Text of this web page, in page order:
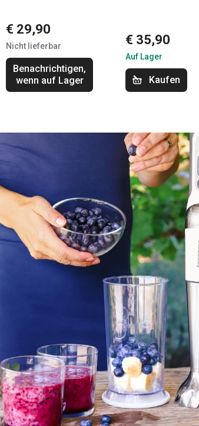
€ 29,90
Nicht lieferbar
Benachrichtigen,
wenn auf Lager
€ 35,90
Auf Lager
Kaufen